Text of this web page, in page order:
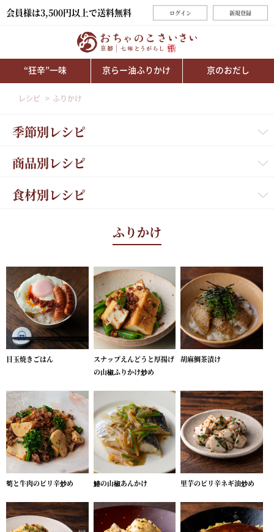
会員様は3,500円以上で送料無料 ログイン 新規登録
“狂辛”一味 京らー油ふりかけ 京のおだし
レシピ ふりかけ
季節別レシピ
商品別レシピ
食材別レシピ
ふりかけ
目玉焼きごはん
スナップえんどうと厚揚げ
の山椒ふりかけ炒め
胡麻鯛茶漬け
筍と牛肉のピリ辛炒め 鰆の山椒あんかけ 里芋のピリ辛ネギ油炒め